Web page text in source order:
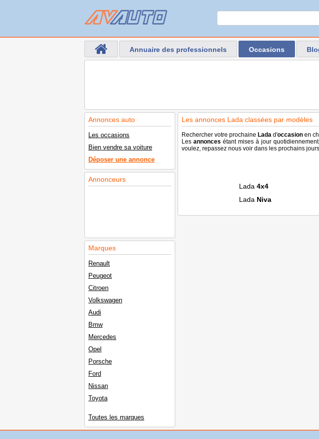
Annuaire des professionnels Occasions
Annonces auto
Les occasions
Bien vendre sa voiture
Déposer une annonce
Annonceurs
Marques
Renault
Peugeot
Citroen
Volkswagen
Audi
Bmw
Mercedes
Opel
Porsche
Ford
Nissan
Toyota
Toutes les marques
Les annonces Lada classées par modèles
Rechercher votre prochaine Lada d'occasion en
Les annonces étant mises à jour
voulez, repassez nous voir dans les prochains
Lada 4x4
Lada Niva